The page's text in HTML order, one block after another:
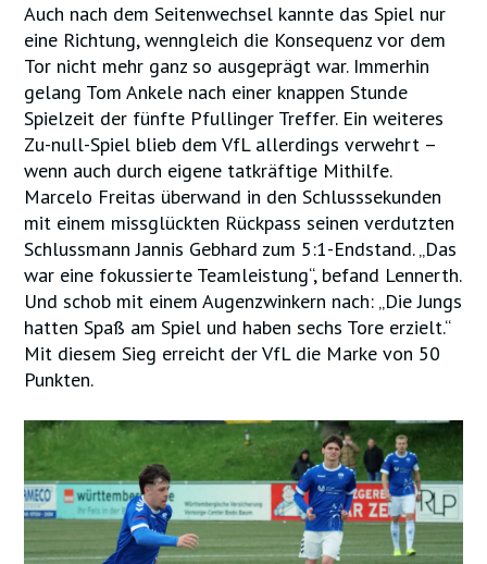
Auch nach dem Seitenwechsel kannte das Spiel nur
eine Richtung, wenngleich die Konsequenz vor dem
Tor nicht mehr ganz so ausgeprägt war. Immerhin
gelang Tom Ankele nach einer knappen Stunde
Spielzeit der fünfte Pfullinger Treffer. Ein weiteres
Zu-null-Spiel blieb dem VfL allerdings verwehrt –
wenn auch durch eigene tatkräftige Mithilfe.
Marcelo Freitas überwand in den Schlusssekunden
mit einem missglückten Rückpass seinen verdutzten
Schlussmann Jannis Gebhard zum 5:1-Endstand. „Das
war eine fokussierte Teamleistung“, befand Lennerth.
Und schob mit einem Augenzwinkern nach: „Die Jungs
hatten Spaß am Spiel und haben sechs Tore erzielt.“
Mit diesem Sieg erreicht der VfL die Marke von 50
Punkten.